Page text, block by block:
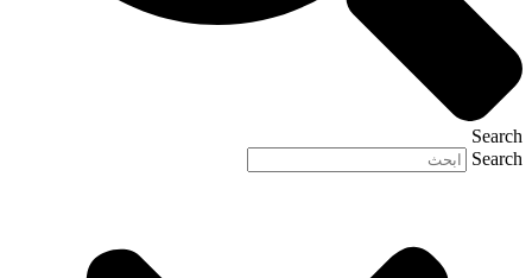
Search
Search